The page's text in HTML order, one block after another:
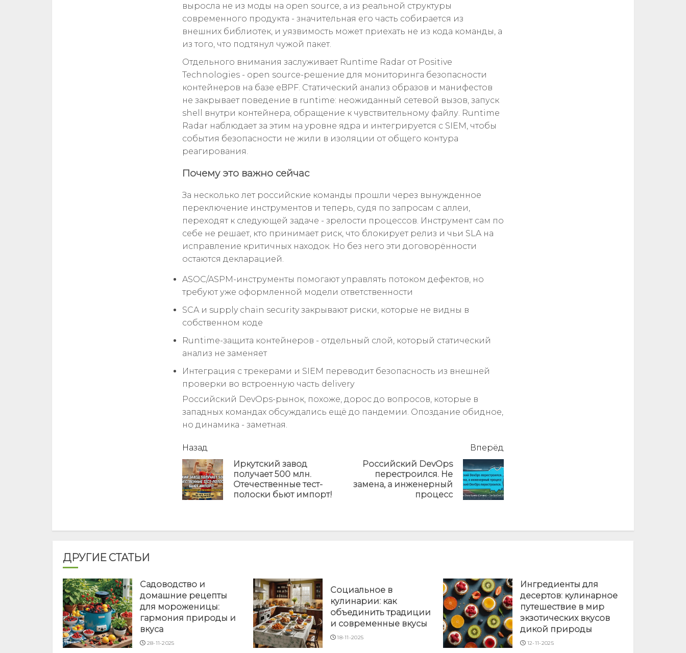
выросла не из моды на open source, а из реальной структуры
современного продукта - значительная его часть собирается из
внешних библиотек, и уязвимость может приехать не из кода команды, а
из того, что подтянул чужой пакет.
Отдельного внимания заслуживает Runtime Radar от Positive
Technologies - open source-решение для мониторинга безопасности
контейнеров на базе eBPF. Статический анализ образов и манифестов
не закрывает поведение в runtime: неожиданный сетевой вызов, запуск
shell внутри контейнера, обращение к чувствительному файлу. Runtime
Radar наблюдает за этим на уровне ядра и интегрируется с SIEM, чтобы
события безопасности не жили в изоляции от общего контура
реагирования.
Почему это важно сейчас
За несколько лет российские команды прошли через вынужденное
переключение инструментов и теперь, судя по запросам с аллеи,
переходят к следующей задаче - зрелости процессов. Инструмент сам по
себе не решает, кто принимает риск, что блокирует релиз и чьи SLA на
исправление критичных находок. Но без него эти договорённости
остаются декларацией.
ASOC/ASPM-инструменты помогают управлять потоком дефектов, но
требуют уже оформленной модели ответственности
SCA и supply chain security закрывают риски, которые не видны в
собственном коде
Runtime-защита контейнеров - отдельный слой, который статический
анализ не заменяет
Интеграция с трекерами и SIEM переводит безопасность из внешней
проверки во встроенную часть delivery
Российский DevOps-рынок, похоже, дорос до вопросов, которые в
западных командах обсуждались ещё до пандемии. Опоздание обидное,
но динамика - заметная.
читать
еще
Назад
Предыдущая
новость
Иркутский завод
получает 500 млн.
Отечественные тест-
полоски бьют импорт!
Вперёд
post:
Российский DevOps
перестроился. Не
замена, а инженерный
процесс
ДРУГИЕ СТАТЬИ
Садоводство и
домашние рецепты
для мороженицы:
гармония природы и
вкуса
28-11-2025
Социальное в
кулинарии: как
объединить традиции
и современные вкусы
18-11-2025
Ингредиенты для
десертов: кулинарное
путешествие в мир
экзотических вкусов
дикой природы
12-11-2025